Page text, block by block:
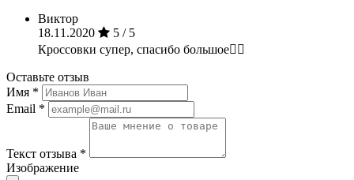
Виктор
18.11.2020
5 / 5
Кроссовки супер, спасибо большое✌🏼
Оставьте отзыв
Имя *
Email *
Текст отзыва *
Изображение